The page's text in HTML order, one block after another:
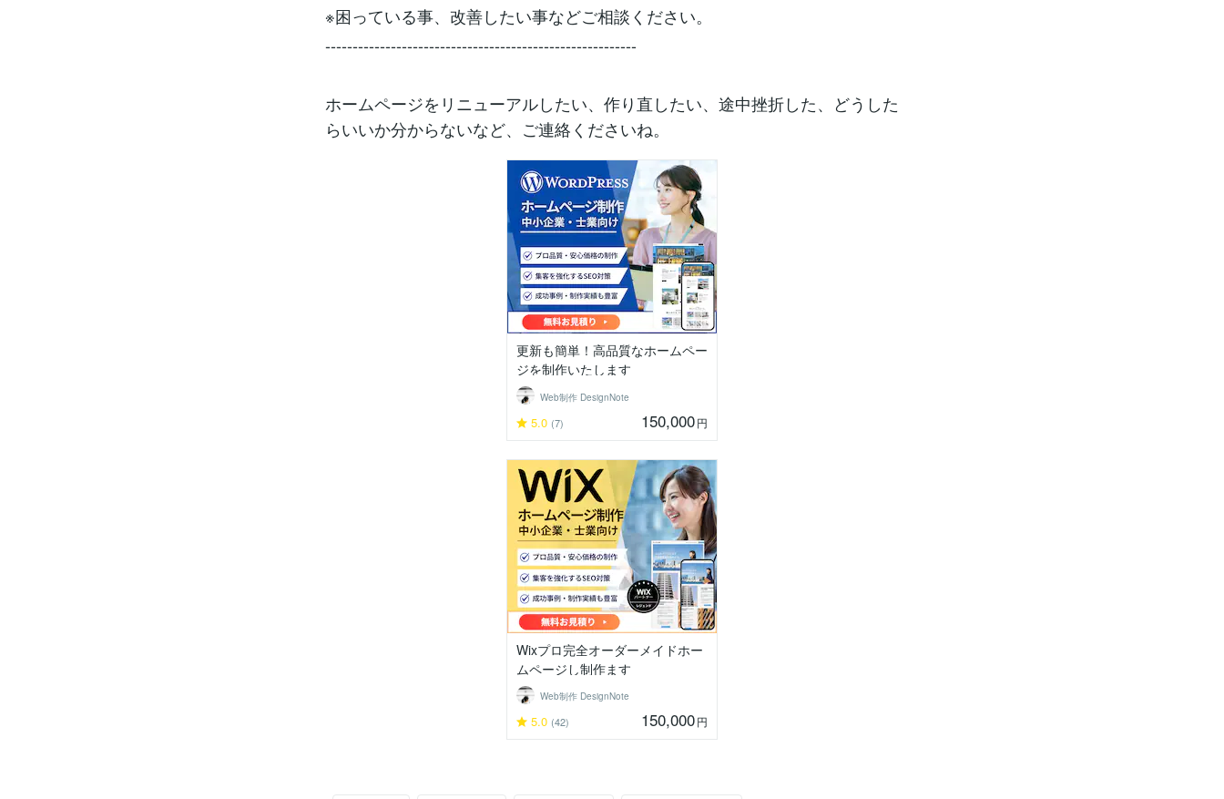
※困っている事、改善したい事などご相談ください。
---------------------------------------------------------
ホームページをリニューアルしたい、作り直したい、途中挫折した、どうした
らいいか分からないなど、ご連絡くださいね。
更新も簡単！高品質なホームペー
ジを制作いたします
Web制作 DesignNote
5.0 (7) 150,000円
Wixプロ完全オーダーメイドホー
ムページし制作ます
Web制作 DesignNote
5.0 (42) 150,000円